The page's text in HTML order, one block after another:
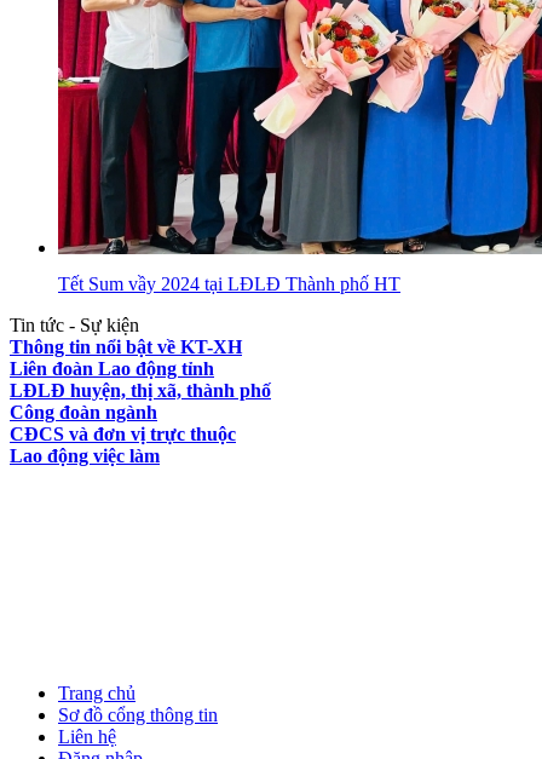
Tết Sum vầy 2024 tại LĐLĐ Thành phố HT
Tin tức - Sự kiện
Thông tin nổi bật về KT-XH
Liên đoàn Lao động tỉnh
LĐLĐ huyện, thị xã, thành phố
Công đoàn ngành
CĐCS và đơn vị trực thuộc
Lao động việc làm
Trang chủ
Sơ đồ cổng thông tin
Liên hệ